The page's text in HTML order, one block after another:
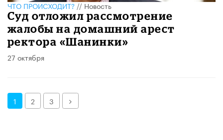
ЧТО ПРОИСХОДИТ?//Новость
Суд отложил рассмотрение
жалобы на домашний арест
ректора «Шанинки»
27 октября
1 2 3 Далее